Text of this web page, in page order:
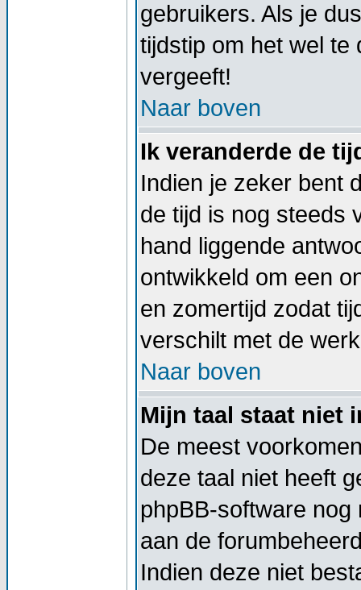
gebruikers. Als je
tijdstip om het wel te
vergeeft!
Naar boven
Ik veranderde de
Indien je zeker bent
de tijd is nog steeds
hand liggende
ontwikkeld om een
en zomertijd zodat
verschilt met de
Naar boven
Mijn taal staat niet
De meest
deze taal niet heeft
phpBB-software
aan de
Indien deze niet